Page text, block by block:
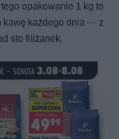
opakowanie 1 kg to
kawę każdego dnia — z
sto filiżanek.